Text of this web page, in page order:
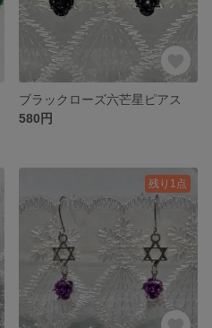
ブラックローズ六芒星ピアス
580円
残り1点